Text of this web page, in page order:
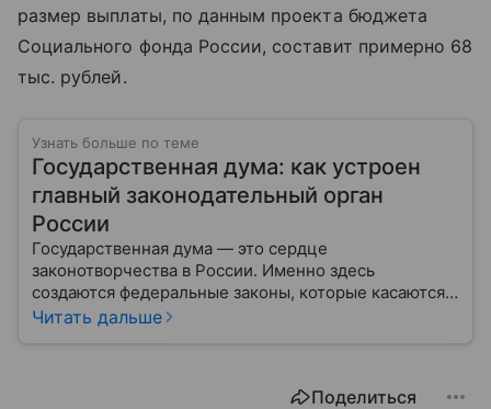
размер выплаты, по данным проекта бюджета
Социального фонда России, составит примерно 68
тыс. рублей.
Узнать больше по теме
Государственная дума: как устроен
главный законодательный орган
России
Государственная дума — это сердце
законотворчества в России. Именно здесь
создаются федеральные законы, которые касаются
жизни каждого гражданина: от образования и
Читать дальше
Поделиться